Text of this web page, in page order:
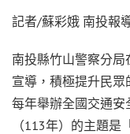
記者/蘇彩娥 南投報
南投縣竹山警察分
宣導，積極提升民
每年舉辦全國交通
（113年）的主題